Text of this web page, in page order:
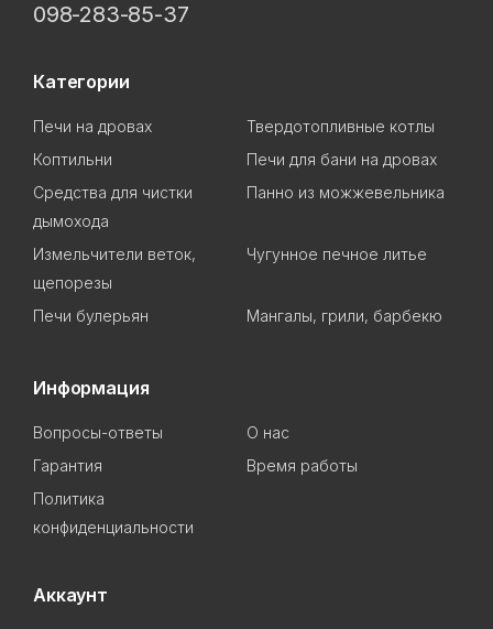
098-283-85-37
Категории
Печи на дровах
Твердотопливные котлы
Коптильни
Печи для бани на дровах
Cредства для чистки
дымохода
Панно из можжевельника
Измельчители веток,
щепорезы
Чугунное печное литье
Печи булерьян Мангалы, грили, барбекю
Информация
Вопросы-ответы
О нас
Гарантия
Время работы
Политика
конфиденциальности
Аккаунт